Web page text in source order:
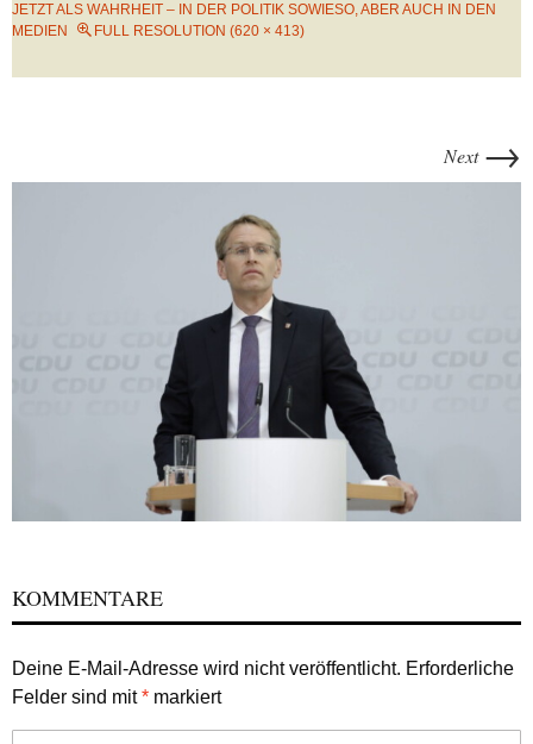
JETZT ALS WAHRHEIT – IN DER POLITIK SOWIESO, ABER AUCH IN DEN
MEDIEN
FULL RESOLUTION (620 × 413)
Next →
KOMMENTARE
Deine E-Mail-Adresse wird nicht veröffentlicht. Erforderliche
Felder sind mit* markiert